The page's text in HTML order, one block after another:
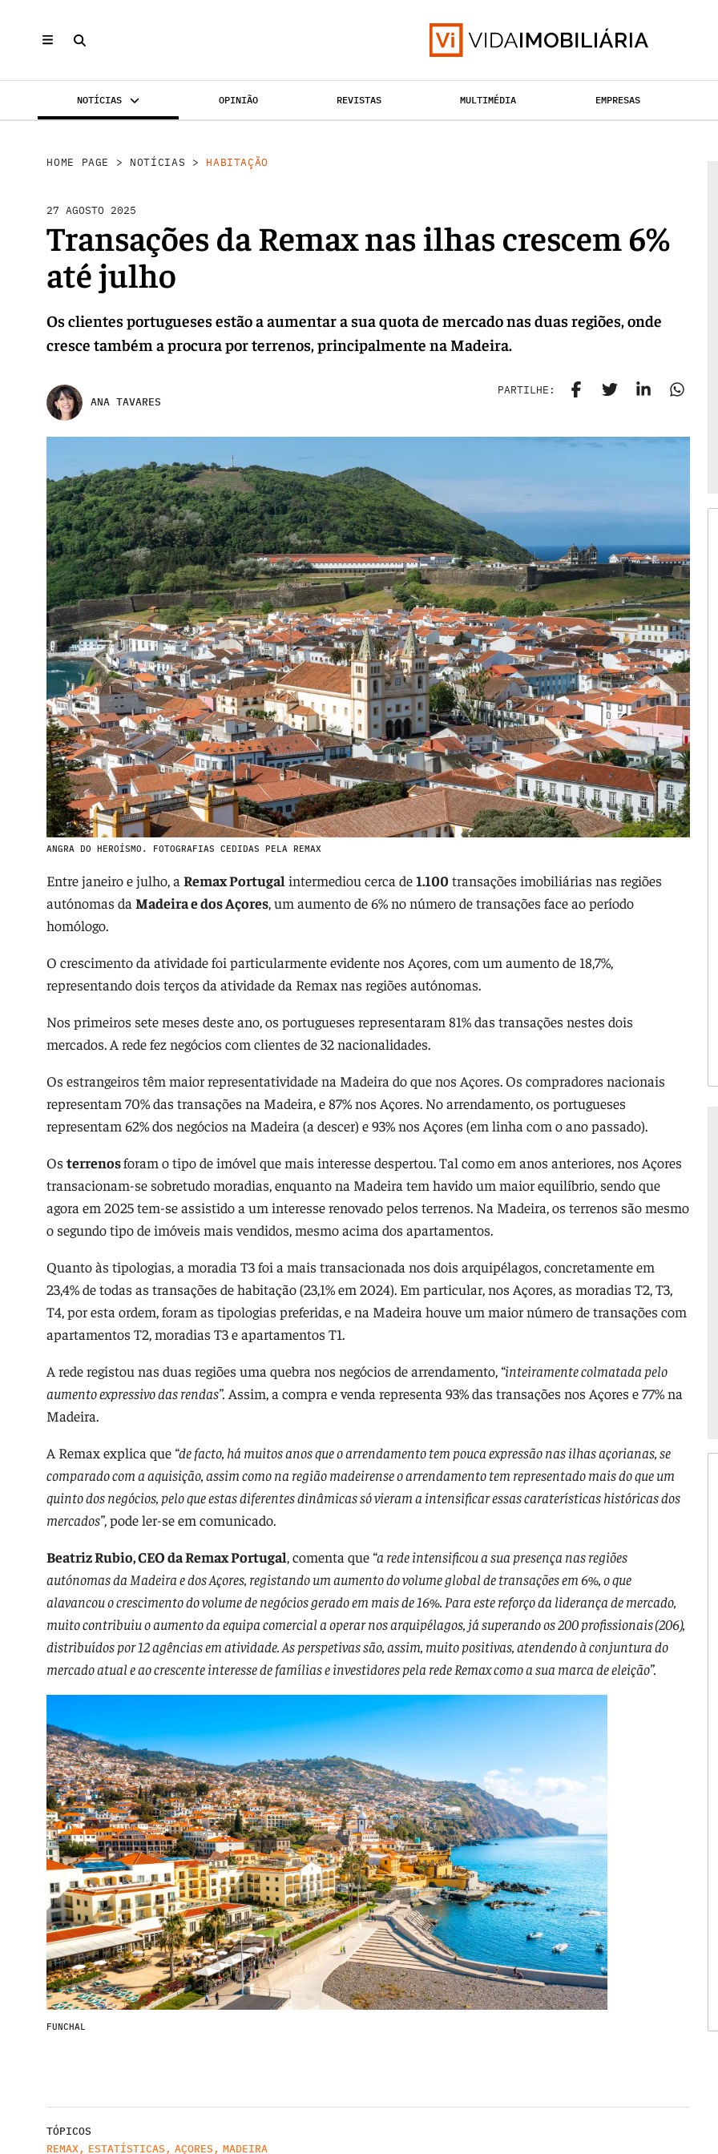
NOTÍCIAS OPINIÃO REVISTAS MULTIMÉDIA EMPRESAS
HOME PAGE > NOTÍCIAS > HABITAÇÃO
27 AGOSTO 2025
Transações da Remax nas ilhas crescem 6%
até julho
Os clientes portugueses estão a aumentar a sua quota de mercado nas duas regiões, onde
cresce também a procura por terrenos, principalmente na Madeira.
ANA TAVARES
PARTILHE:
ANGRA DO HEROÍSMO. FOTOGRAFIAS CEDIDAS PELA REMAX
Entre janeiro e julho, aRemax Portugal intermediou cerca de1.100 transações imobiliárias nas regiões
autónomas daMadeira e dos Açores , um aumento de 6% no número de transações face ao período
homólogo.
O crescimento da atividade foi particularmente evidente nos Açores, com um aumento de 18,7%,
representando dois terços da atividade da Remax nas regiões autónomas.
Nos primeiros sete meses deste ano, os portugueses representaram 81% das transações nestes dois
mercados. A rede fez negócios com clientes de 32 nacionalidades.
Os estrangeiros têm maior representatividade na Madeira do que nos Açores. Os compradores nacionais
representam 70% das transações na Madeira, e 87% nos Açores. No arrendamento, os portugueses
representam 62% dos negócios na Madeira (a descer) e 93% nos Açores (em linha com o ano passado).
Osterrenosforam o tipo de imóvel que mais interesse despertou. Tal como em anos anteriores, nos Açores
transacionam-se sobretudo moradias, enquanto na Madeira tem havido um maior equilíbrio, sendo que
agora em 2025 tem-se assistido a um interesse renovado pelos terrenos. Na Madeira, os terrenos são mesmo
o segundo tipo de imóveis mais vendidos, mesmo acima dos apartamentos.
Quanto às tipologias, a moradia T3 foi a mais transacionada nos dois arquipélagos, concretamente em
23,4% de todas as transações de habitação (23,1% em 2024). Em particular, nos Açores, as moradias T2, T3,
T4, por esta ordem, foram as tipologias preferidas, e na Madeira houve um maior número de transações com
apartamentos T2, moradias T3 e apartamentos T1.
A rede registou nas duas regiões uma quebra nos negócios de arrendamento, “inteiramente colmatada pelo
aumento expressivo das rendas”. Assim, a compra e venda representa 93% das transações nos Açores e 77% na
Madeira.
A Remax explica que “de facto, há muitos anos que o arrendamento tem pouca expressão nas ilhas açorianas, se
comparado com a aquisição, assim como na região madeirense o arrendamento tem representado mais do que um
quinto dos negócios, pelo que estas diferentes dinâmicas só vieram a intensificar essas caraterísticas históricas dos
mercados”, pode ler-se em comunicado.
Beatriz Rubio, CEO da Remax Portugal , comenta que “a rede intensificou a sua presença nas regiões
autónomas da Madeira e dos Açores, registando um aumento do volume global de transações em 6%, o que
alavancou o crescimento do volume de negócios gerado em mais de 16%. Para este reforço da liderança de mercado,
muito contribuiu o aumento da equipa comercial a operar nos arquipélagos, já superando os 200 profissionais (206),
distribuídos por 12 agências em atividade. As perspetivas são, assim, muito positivas, atendendo à conjuntura do
mercado atual e ao crescente interesse de famílias e investidores pela rede Remax como a sua marca de eleição”.
FUNCHAL
TÓPICOS
REMAX, ESTATÍSTICAS , AÇORES , MADEIRA